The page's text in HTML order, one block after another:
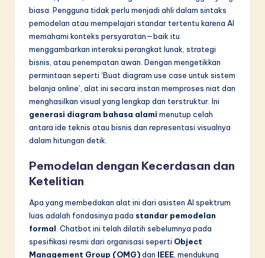
o
ti
biasa. Pengguna tidak perlu menjadi ahli dalam sintaks
pemodelan atau mempelajari standar tertentu karena AI
memahami konteks persyaratan—baik itu
menggambarkan interaksi perangkat lunak, strategi
bisnis, atau penempatan awan. Dengan mengetikkan
permintaan seperti ‘Buat diagram use case untuk sistem
belanja online’, alat ini secara instan memproses niat dan
menghasilkan visual yang lengkap dan terstruktur. Ini
generasi diagram bahasa alami menutup celah
antara ide teknis atau bisnis dan representasi visualnya
dalam hitungan detik.
Pemodelan dengan Kecerdasan dan
Ketelitian
Apa yang membedakan alat ini dari asisten AI spektrum
luas adalah fondasinya pada standar pemodelan
formal . Chatbot ini telah dilatih sebelumnya pada
spesifikasi resmi dari organisasi seperti Object
Management Group (OMG)dan IEEE , mendukung